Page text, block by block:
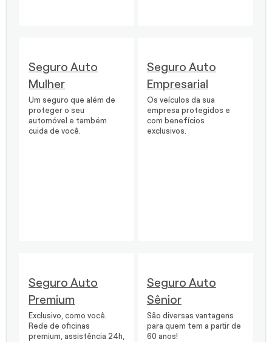
Seguro Auto
Mulher
Um seguro que além de
proteger o seu
automóvel e também
cuida de você.
Seguro Auto
Empresarial
Os veículos da sua
empresa protegidos e
com benefícios
exclusivos.
Seguro Auto
Premium
Exclusivo, como você.
Rede de oficinas
premium, assistência 24h,
Seguro Auto
Sênior
São diversas vantagens
para quem tem a partir de
60 anos!